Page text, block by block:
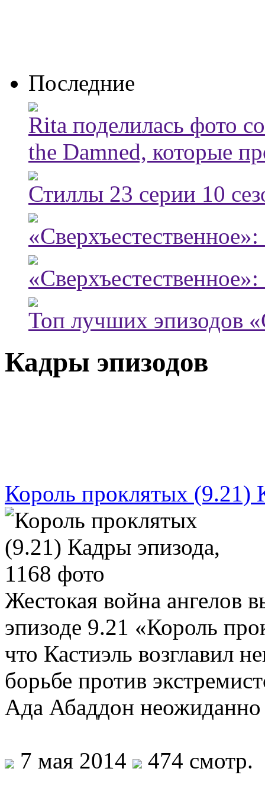
Последние
Rita поделилась фото
the Damned, которые
Стиллы 23 серии 10
Топ лучших эпизодов
Кадры эпизодов
Король проклятых (9.21)
Жестокая война ангелов
эпизоде 9.21 «Король
что Кастиэль возглавил
борьбе против
Ада Абаддон
7 мая 2014 474 смотр.